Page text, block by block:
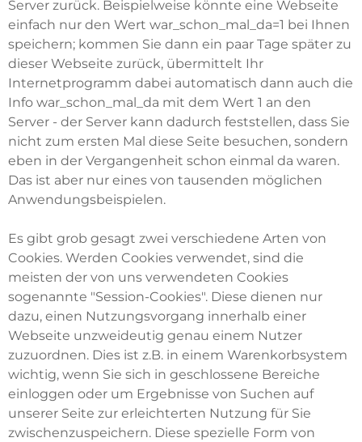
Server zurück. Beispielweise könnte eine Webseite
einfach nur den Wert war_schon_mal_da=1 bei Ihnen
speichern; kommen Sie dann ein paar Tage später zu
dieser Webseite zurück, übermittelt Ihr
Internetprogramm dabei automatisch dann auch die
Info war_schon_mal_da mit dem Wert 1 an den
Server - der Server kann dadurch feststellen, dass Sie
nicht zum ersten Mal diese Seite besuchen, sondern
eben in der Vergangenheit schon einmal da waren.
Das ist aber nur eines von tausenden möglichen
Anwendungsbeispielen.
Es gibt grob gesagt zwei verschiedene Arten von
Cookies. Werden Cookies verwendet, sind die
meisten der von uns verwendeten Cookies
sogenannte "Session-Cookies". Diese dienen nur
dazu, einen Nutzungsvorgang innerhalb einer
Webseite unzweideutig genau einem Nutzer
zuzuordnen. Dies ist z.B. in einem Warenkorbsystem
wichtig, wenn Sie sich in geschlossene Bereiche
einloggen oder um Ergebnisse von Suchen auf
unserer Seite zur erleichterten Nutzung für Sie
zwischenzuspeichern. Diese spezielle Form von